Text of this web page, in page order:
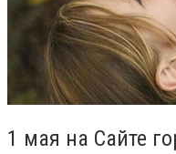
1 мая на Сайте